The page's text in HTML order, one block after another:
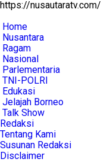
https://nusautaratv.com/
Home
Nusantara
Ragam
Nasional
Parlementaria
TNI-POLRI
Edukasi
Jelajah Borneo
Talk Show
Redaksi
Tentang Kami
Susunan Redaksi
Disclaimer